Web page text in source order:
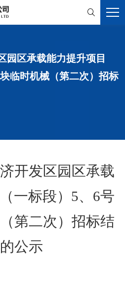

园区承载能力提升项目
临时机械（第二次）招标
开发区园区承载
一标段） 5、 6号
第二次）招标结
公示